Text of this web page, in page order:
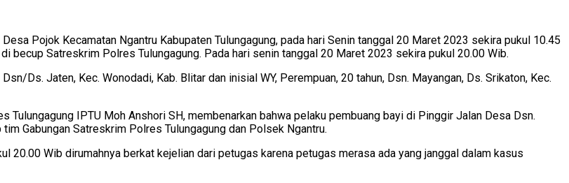
Pojok Kecamatan Ngantru Kabupaten Tulungagung, pada hari Senin tanggal 20 Maret 2023 sekira pukul 10.45
becup Satreskrim Polres Tulungagung. Pada hari senin tanggal 20 Maret 2023 sekira pukul 20.00 Wib.
Ds. Jaten, Kec. Wonodadi, Kab. Blitar dan inisial WY, Perempuan, 20 tahun, Dsn. Mayangan, Ds. Srikaton, Kec.
Tulungagung IPTU Moh Anshori SH, membenarkan bahwa pelaku pembuang bayi di Pinggir Jalan Desa Dsn.
Gabungan Satreskrim Polres Tulungagung dan Polsek Ngantru.
Wib dirumahnya berkat kejelian dari petugas karena petugas merasa ada yang janggal dalam kasus